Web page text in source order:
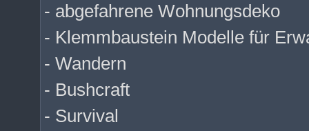
- abgefahrene Wohnungsdeko
- Klemmbaustein Modelle für
- Wandern
- Bushcraft
- Survival